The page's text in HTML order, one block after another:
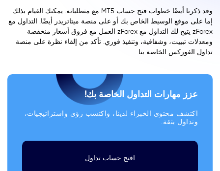
وقد ذكرنا أيضًا خطوات فتح حساب MT5 مع متطلباته. يمكنك القيام بذلك
إما على موقع الوسيط الخاص بك أو على منصة ميتاتريدر أيضًا. التداول مع
zForex يتيح لك التداول مع zForex العمل مع فروق أسعار منخفضة
ومعدلات تبييت، وشفافية، وتنفيذ فوري. تأكد من إلقاء نظرة على منصة
تداول الفوركس الخاصة بنا.
عزز مهارات التداول الخاصة بك!
اكتشف محتوى الخبراء لدينا، واكتسب رؤى واستراتيجيات،
وتداول بثقة.
افتح حساب تداول